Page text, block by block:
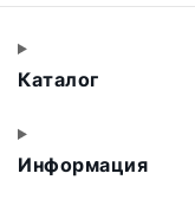
Каталог
Информация